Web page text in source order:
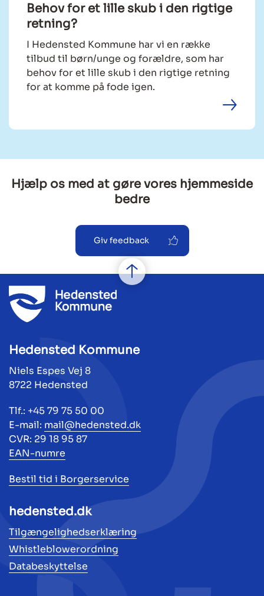
Behov for et lille skub i den rigtige
retning?
I Hedensted Kommune har vi en række
tilbud til børn/unge og forældre, som har
behov for et lille skub i den rigtige retning
for at komme på fode igen.
Hjælp os med at gøre vores hjemmeside
bedre
Giv feedback
Hedensted Kommune
Niels Espes Vej 8
8722 Hedensted
Tlf.: +45 79 75 50 00
E-mail: mail@hedensted.dk
CVR: 29 18 95 87
EAN-numre
Bestil tid i Borgerservice
hedensted.dk
Tilgængelighedserklæring
Whistleblowerordning
Databeskyttelse